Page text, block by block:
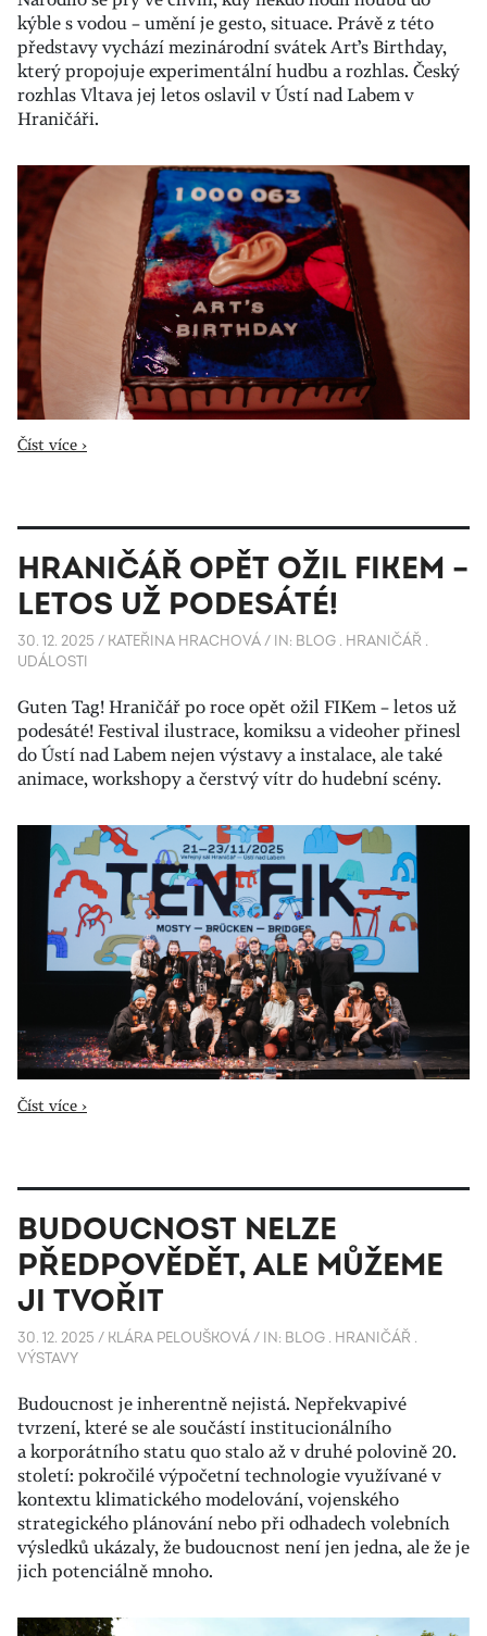
kýble s vodou – umění je gesto, situace. Právě z této
představy vychází mezinárodní svátek Art’s Birthday,
který propojuje experimentální hudbu a rozhlas. Český
rozhlas Vltava jej letos oslavil v Ústí nad Labem v
Hraničáři.
Číst více ›
HRANIČÁŘ OPĚT OŽIL FIKEM –
LETOS UŽ PODESÁTÉ!
30. 12. 2025 / KATEŘINA HRACHOVÁ/ IN: BLOG . HRANIČÁŘ .
UDÁLOSTI
Guten Tag! Hraničář po roce opět ožil FIKem – letos už
podesáté! Festival ilustrace, komiksu a videoher přinesl
do Ústí nad Labem nejen výstavy a instalace, ale také
animace, workshopy a čerstvý vítr do hudební scény.
Číst více ›
BUDOUCNOST NELZE
PŘEDPOVĚDĚT, ALE MŮŽEME
JI TVOŘIT
30. 12. 2025 / KLÁRA PELOUŠKOVÁ/ IN: BLOG . HRANIČÁŘ .
VÝSTAVY
Budoucnost je inherentně nejistá. Nepřekvapivé
tvrzení, které se ale součástí institucionálního
a korporátního statu quo stalo až v druhé polovině 20.
století: pokročilé výpočetní technologie využívané v
kontextu klimatického modelování, vojenského
strategického plánování nebo při odhadech volebních
výsledků ukázaly, že budoucnost není jen jedna, ale že je
jich potenciálně mnoho.